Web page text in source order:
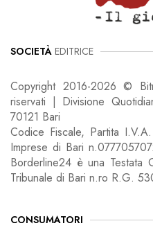
SOCIETÀ EDITRICE
Copyright 2016-2026 ©
riservati | Divisione
70121 Bari
Codice Fiscale, Partita
Imprese di Bari
Borderline24 è una Testata
Tribunale di Bari n.ro R.G.
CONSUMATORI